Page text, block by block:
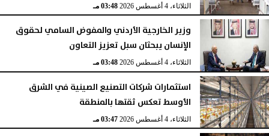
الثلاثاء، 4 أغسطس 2026 03:48 مـ
وزير الخارجية الأردني والمفوض السامي لحقوق
الإنسان يبحثان سبل تعزيز التعاون
الثلاثاء، 4 أغسطس 2026 03:48 مـ
استثمارات شركات التصنيع الصينية في الشرق
الأوسط تعكس ثقتها بالمنطقة
الثلاثاء، 4 أغسطس 2026 03:47 مـ